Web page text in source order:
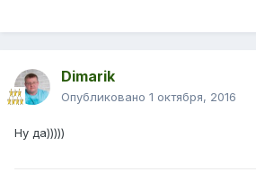
Dimarik
Опубликовано 1 октября, 2016
Ну да)))))